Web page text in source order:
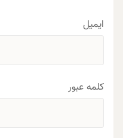
ایمیل
کلمه عبور